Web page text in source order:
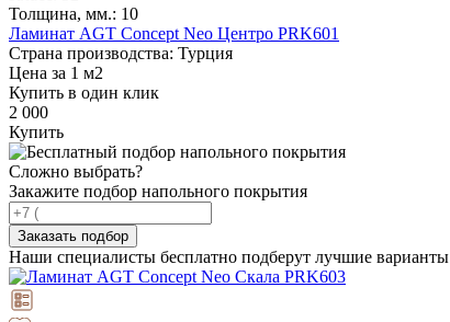
Толщина, мм.: 10
Ламинат AGT Concept Neo Центро PRK601
Страна производства: Турция
Цена за 1 м2
Купить в один клик
2 000
Купить
Сложно выбрать?
Закажите подбор напольного покрытия
Заказать подбор
Наши специалисты бесплатно подберут лучшие варианты